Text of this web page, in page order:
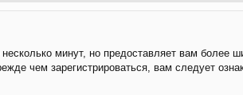
минут, но предоставляет вам более
чем зарегистрироваться, вам следует